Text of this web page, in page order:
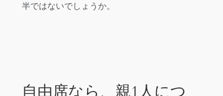
半ではないでしょうか。
自由席なら、親1人につ